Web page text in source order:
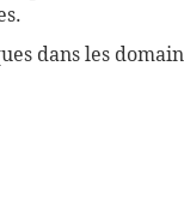
dans les